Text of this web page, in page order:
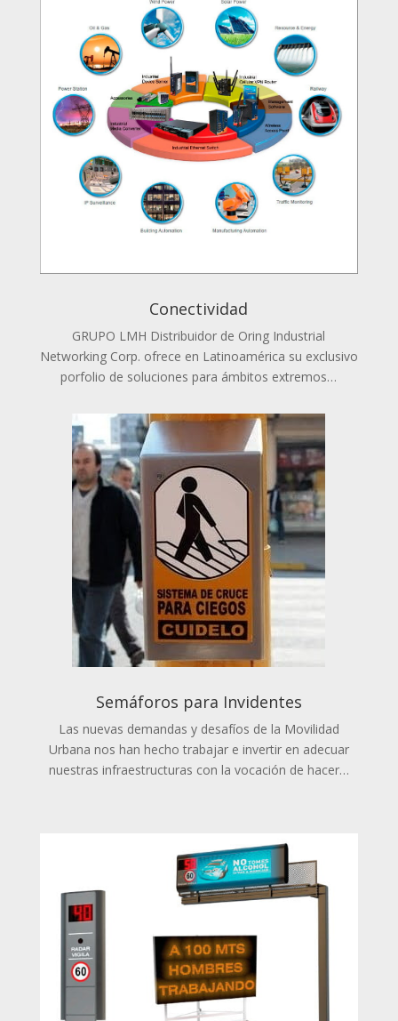
Conectividad
GRUPO LMH Distribuidor de Oring Industrial
Networking Corp. ofrece en Latinoamérica su exclusivo
porfolio de soluciones para ámbitos extremos…
Semáforos para Invidentes
Las nuevas demandas y desafíos de la Movilidad
Urbana nos han hecho trabajar e invertir en adecuar
nuestras infraestructuras con la vocación de hacer…